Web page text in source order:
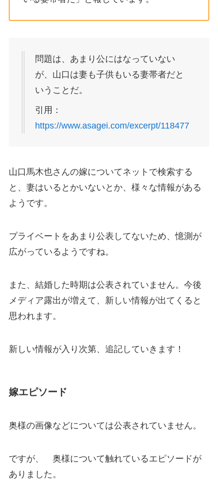
問題は、あまり公にはなっていない
が、山口は妻も子供もいる妻帯者だと
いうことだ。
引用：
https://www.asagei.com/excerpt/118477
山口馬木也さんの嫁についてネットで検索する
と、妻はいるとかいないとか、様々な情報がある
ようです。
プライベートをあまり公表してないため、憶測が
広がっているようですね。
また、結婚した時期は公表されていません。今後
メディア露出が増えて、新しい情報が出てくると
思われます。
新しい情報が入り次第、追記していきます！
嫁エピソード
奥様の画像などについては公表されていません。
ですが、 奥様について触れているエピソードが
ありました。